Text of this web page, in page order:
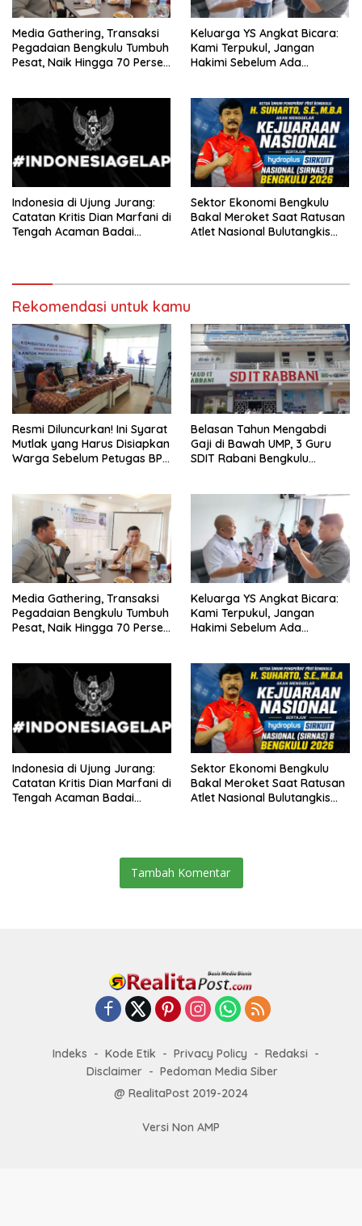
Media Gathering, Transaksi
Pegadaian Bengkulu Tumbuh
Pesat, Naik Hingga 70 Persen
Keluarga YS Angkat Bicara:
Kami Terpukul, Jangan
Hakimi Sebelum Ada
Indonesia di Ujung Jurang:
Catatan Kritis Dian Marfani di
Tengah Acaman Badai
Sektor Ekonomi Bengkulu
Bakal Meroket Saat Ratusan
Atlet Nasional Bulutangkis
Rekomendasi untuk kamu
Resmi Diluncurkan! Ini Syarat
Mutlak yang Harus Disiapkan
Warga Sebelum Petugas BPN
Belasan Tahun Mengabdi
Gaji di Bawah UMP, 3 Guru
SDIT Rabani Bengkulu
Media Gathering, Transaksi
Pegadaian Bengkulu Tumbuh
Pesat, Naik Hingga 70 Persen
Keluarga YS Angkat Bicara:
Kami Terpukul, Jangan
Hakimi Sebelum Ada
Indonesia di Ujung Jurang:
Catatan Kritis Dian Marfani di
Tengah Acaman Badai
Sektor Ekonomi Bengkulu
Bakal Meroket Saat Ratusan
Atlet Nasional Bulutangkis
Tambah Komentar
Indeks Kode Etik Privacy Policy
Redaksi
Disclaimer
Pedoman Media Siber
@ RealitaPost 2019-2024
Versi Non AMP